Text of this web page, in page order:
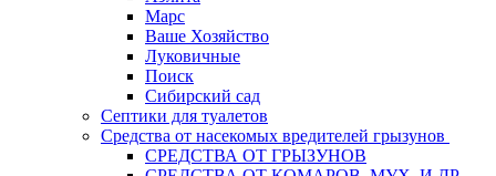
Марс
Ваше Хозяйство
Луковичные
Поиск
Сибирский сад
Септики для туалетов
Средства от насекомых вредителей грызунов
СPEДСТВА ОТ ГРЫЗУНОВ